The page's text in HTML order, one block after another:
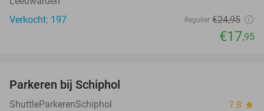
Verkocht: 197
Regulier €24,95
€17,95
Parkeren bij Schiphol
ShuttleParkerenSchiphol 7.8 star